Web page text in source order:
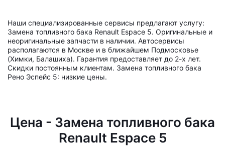
Наши специализированные сервисы предлагают услугу:
Замена топливного бака Renault Espace 5. Оригинальные и
неоригинальные запчасти в наличии. Автосервисы
располагаются в Москве и в ближайшем Подмосковье
(Химки, Балашиха). Гарантия предоставляет до 2-х лет.
Скидки постоянным клиентам. Замена топливного бака
Рено Эспейс 5: низкие цены.
Цена - Замена топливного бака
Renault Espace 5